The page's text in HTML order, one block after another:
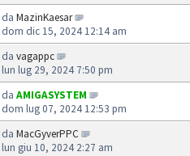
da MazinKaesar
dom dic 15, 2024 12:14 am
da vagappc
lun lug 29, 2024 7:50 pm
da AMIGASYSTEM
dom lug 07, 2024 12:53 pm
da MacGyverPPC
lun giu 10, 2024 2:27 am